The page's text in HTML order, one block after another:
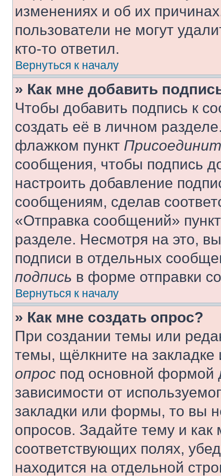
изменениях и об их
пользователи не могут
кто-то ответил.
Вернуться к началу
» Как мне добавить
Чтобы добавить подпись к
создать её в личном
флажком пункт
сообщения, чтобы подпись
настроить добавление
сообщениям, сделав
«Отправка сообщений»
разделе. Несмотря на это,
подписи в отдельных
подпись в форме отправки
Вернуться к началу
» Как мне создать опрос?
При создании темы или
темы, щёлкните на
опрос под основной формой
зависимости от
закладки или формы, то вы
опросов. Задайте тему и
соответствующих полях,
находится на отдельной